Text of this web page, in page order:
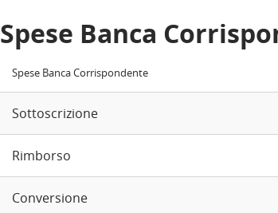
Spese Banca
Spese Banca Corrispondente
Sottoscrizione
Rimborso
Conversione